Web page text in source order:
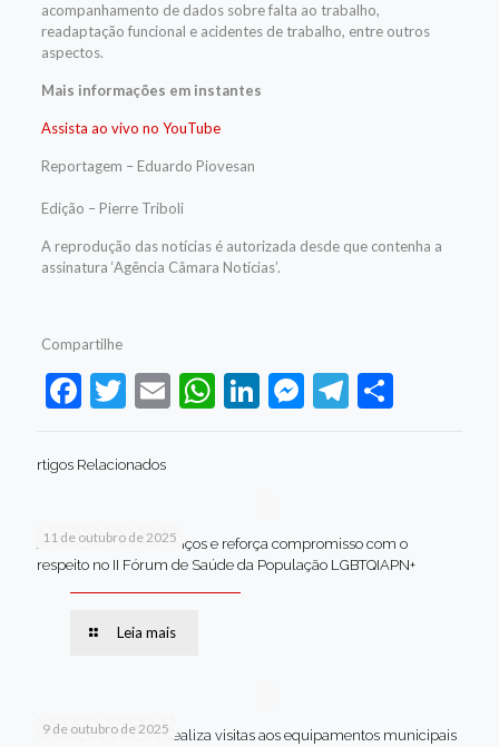
acompanhamento de dados sobre falta ao trabalho,
readaptação funcional e acidentes de trabalho, entre outros
aspectos.
Mais informações em instantes
Assista ao vivo no YouTube
Reportagem – Eduardo Piovesan
Edição – Pierre Triboli
A reprodução das notícias é autorizada desde que contenha a
assinatura ‘Agência Câmara Notícias’.
Compartilhe
Facebook
Twitter
EmailWhatsApp
LinkedIn
Messenger
Telegram
Share
rtigos Relacionados
11 de outubro de 2025
Jaboatão celebra avanços e reforça compromisso com o
respeito no II Fórum de Saúde da População LGBTQIAPN+
Leia mais
9 de outubro de 2025
Van dos secretários realiza visitas aos equipamentos municipais